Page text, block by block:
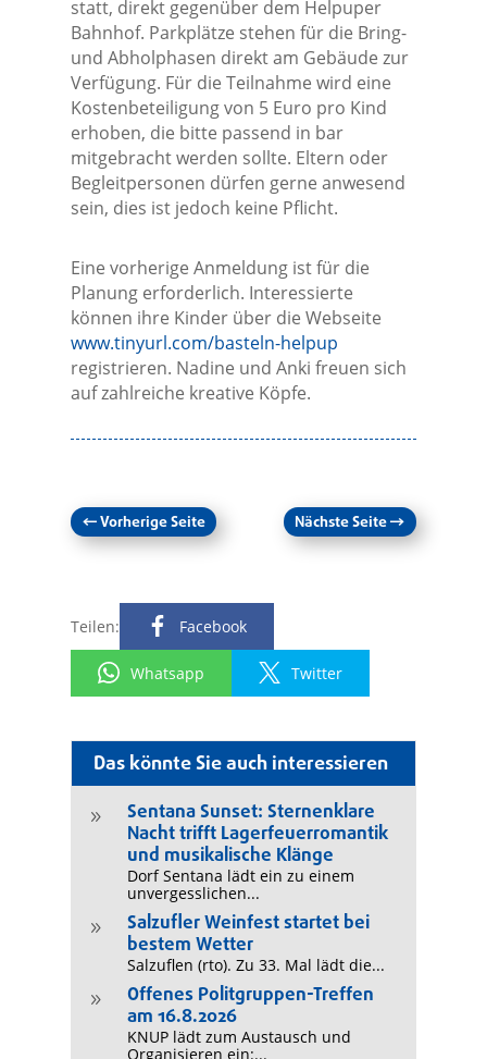
Das könnte Sie auch interessieren
9
Sentana Sunset: Sternenklare
Nacht trifft Lagerfeuerromantik
und musikalische Klänge
Dorf Sentana lädt ein zu einem
unvergesslichen...
9
Salzufler Weinfest startet bei
bestem Wetter
Salzuflen (rto). Zu 33. Mal lädt die...
9
Offenes Politgruppen-Treffen
am 16.8.2026
KNUP lädt zum Austausch und
Organisieren ein:...
statt, direkt gegenüber dem Helpuper
Bahnhof. Parkplätze stehen für die Bring-
und Abholphasen direkt am Gebäude zur
Verfügung. Für die Teilnahme wird eine
Kostenbeteiligung von 5 Euro pro Kind
erhoben, die bitte passend in bar
mitgebracht werden sollte. Eltern oder
Begleitpersonen dürfen gerne anwesend
sein, dies ist jedoch keine Pflicht.
Eine vorherige Anmeldung ist für die
Planung erforderlich. Interessierte
können ihre Kinder über die Webseite
www.tinyurl.com/basteln-helpup
registrieren. Nadine und Anki freuen sich
auf zahlreiche kreative Köpfe.
←Vorherige Seite Nächste Seite→
Teilen: Facebook
Whatsapp Twitter